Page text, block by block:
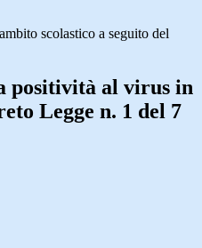
scolastico a seguito del
positività al virus in
Legge n. 1 del 7